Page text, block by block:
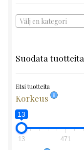
Välj en kategori
Suodata tuotteita
Etsi tuotteita
Korkeus
13
13 471